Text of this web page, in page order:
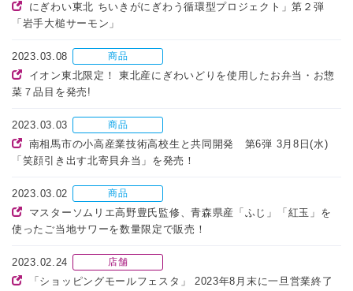
にぎわい東北 ちいきがにぎわう循環型プロジェクト」第２弾
「岩手大槌サーモン」
2023.03.08 商品
イオン東北限定！ 東北産にぎわいどりを使用したお弁当・お惣
菜７品目を発売!
2023.03.03 商品
南相馬市の小高産業技術高校生と共同開発 第6弾 3月8日(水)
「笑顔引き出す北寄貝弁当」を発売！
2023.03.02 商品
マスターソムリエ高野豊氏監修、青森県産「ふじ」「紅玉」を
使ったご当地サワーを数量限定で販売！
2023.02.24 店舗
「ショッピングモールフェスタ」 2023年8月末に一旦営業終了